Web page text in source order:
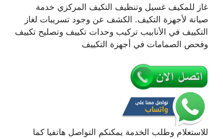
غاز للمكيف غسيل وتنظيف التكيف المركزي خدمة
صيانة لأجهزة التكيف. الكشف عن وجود تسريبات لغاز
التكييف في الأنابيب تركيب وحدات تكييف وتصليح تكييف
وفحص الصمامات في أجهزة التكييف
للاستعلام وطلب الخدمة يمكنكم التواصل هاتفيا كما